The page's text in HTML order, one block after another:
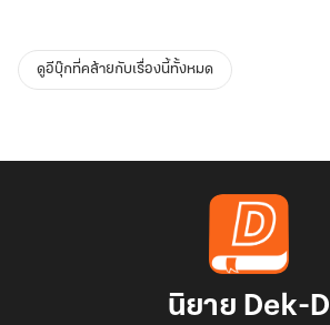
ดูอีบุ๊กที่คล้ายกับเรื่องนี้ทั้งหมด
นิยาย Dek-D